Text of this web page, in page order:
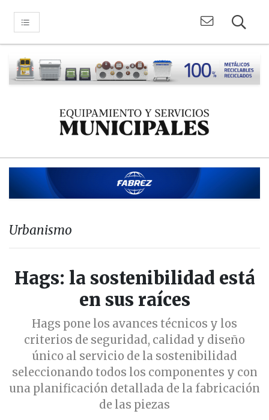
Urbanismo
Hags: la sostenibilidad está
en sus raíces
Hags pone los avances técnicos y los
criterios de seguridad, calidad y diseño
único al servicio de la sostenibilidad
seleccionando todos los componentes y con
una planificación detallada de la fabricación
de las piezas